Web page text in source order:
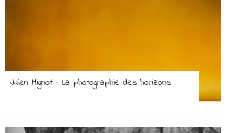
Julien Mignot – La photographie des horizons